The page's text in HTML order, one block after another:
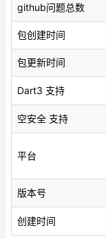
github问题总数
包创建时间
包更新时间
Dart3 支持
空安全 支持
平台
版本号
创建时间